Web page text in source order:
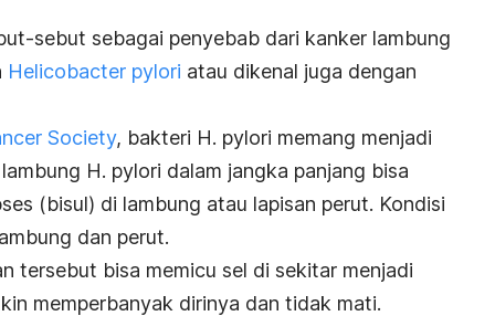
sebut sebagai penyebab dari kanker lambung
Helicobacter pylori atau dikenal juga dengan
Society, bakteri H. pylori memang menjadi
H. pylori dalam jangka panjang bisa
(bisul) di lambung atau lapisan perut. Kondisi
dan perut.
tersebut bisa memicu sel di sekitar menjadi
memperbanyak dirinya dan tidak mati.